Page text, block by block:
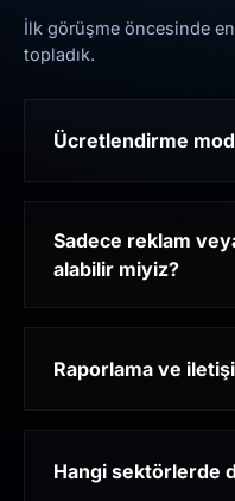
İlk görüşme öncesinde
topladık.
Ücretlendirme
Sadece reklam
alabilir miyiz?
Raporlama ve
Hangi sektörlerde